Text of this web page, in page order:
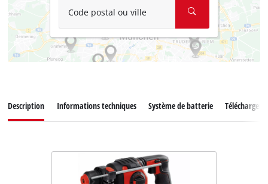
Code postal ou ville
Description Informations techniques Système de batterie